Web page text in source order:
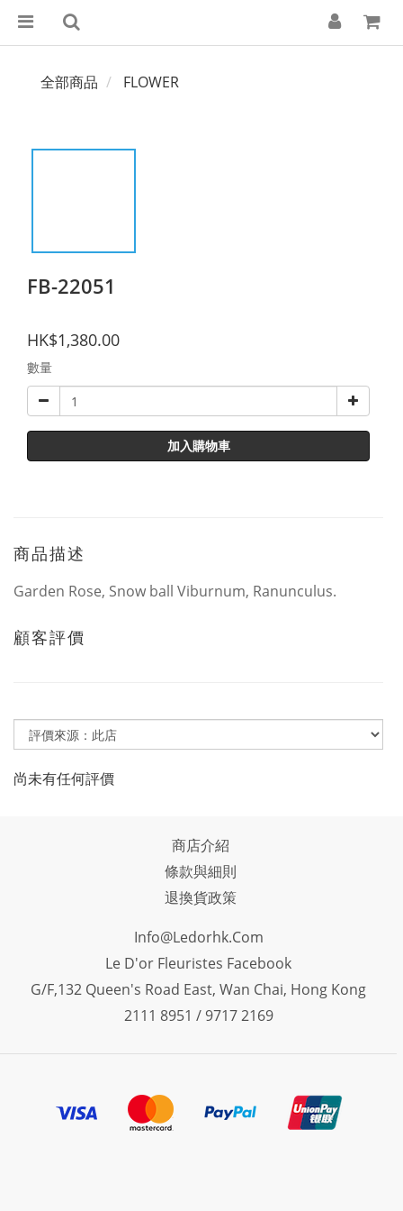
全部商品 FLOWER
FB-22051
HK$1,380.00
數量
加入購物車
商品描述
Garden Rose, Snow ball Viburnum, Ranunculus.
顧客評價
尚未有任何評價
商店介紹
條款與細則
退換貨政策
Info@ledorhk.com
Le D'or Fleuristes Facebook
G/F,132 Queen's Road East, Wan Chai, Hong Kong
2111 8951 / 9717 2169